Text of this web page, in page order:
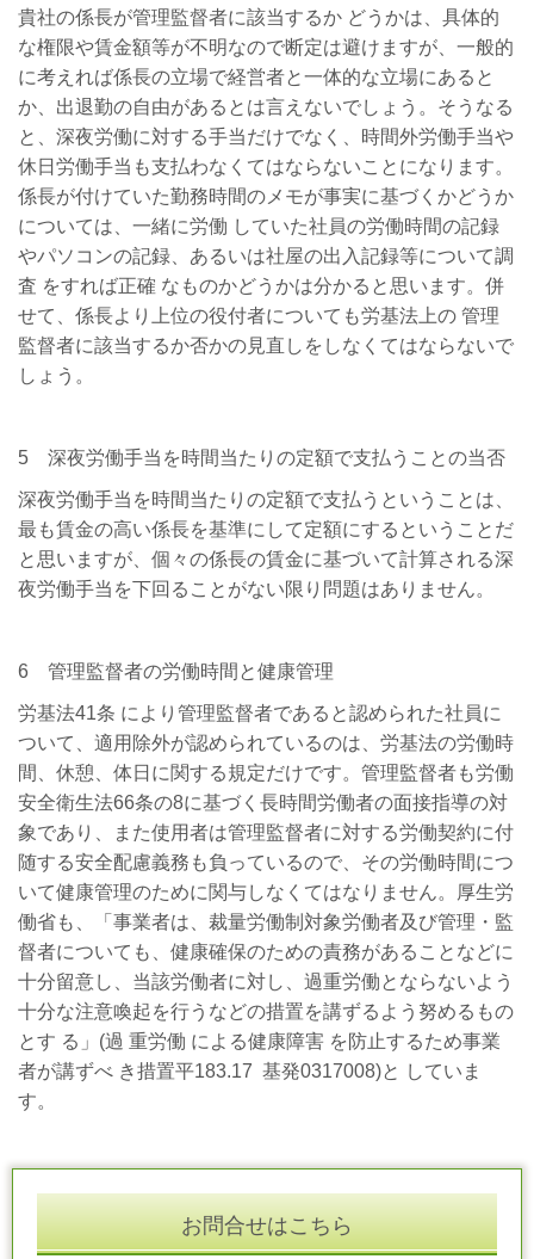
貴社の係長が管理監督者に該当するか どうかは、具体的
な権限や賃金額等が不明なので断定は避けますが、一般的
に考えれば係長の立場で経営者と一体的な立場にあると
か、出退勤の自由があるとは言えないでしょう。そうなる
と、深夜労働に対する手当だけでなく、時間外労働手当や
休日労働手当も支払わなくてはならないことになります。
係長が付けていた勤務時間のメモが事実に基づくかどうか
については、一緒に労働 していた社員の労働時間の記録
やパソコンの記録、あるいは社屋の出入記録等について調
査 をすれば正確 なものかどうかは分かると思います。併
せて、係長より上位の役付者についても労基法上の 管理
監督者に該当するか否かの見直しをしなくてはならないで
しょう。
5 深夜労働手当を時間当たりの定額で支払うことの当否
深夜労働手当を時間当たりの定額で支払うということは、
最も賃金の高い係長を基準にして定額にするということだ
と思いますが、個々の係長の賃金に基づいて計算される深
夜労働手当を下回ることがない限り問題はありません。
6 管理監督者の労働時間と健康管理
労基法41条 により管理監督者であると認められた社員に
ついて、適用除外が認められているのは、労基法の労働時
間、休憩、体日に関する規定だけです。管理監督者も労働
安全衛生法66条の8に基づく長時間労働者の面接指導の対
象であり、また使用者は管理監督者に対する労働契約に付
随する安全配慮義務も負っているので、その労働時間につ
いて健康管理のために関与しなくてはなりません。厚生労
働省も、「事業者は、裁量労働制対象労働者及び管理・監
督者についても、健康確保のための責務があることなどに
十分留意し、当該労働者に対し、過重労働とならないよう
十分な注意喚起を行うなどの措置を講ずるよう努めるもの
とす る」(過 重労働 による健康障害 を防止するため事業
者が講ずべ き措置平183.17 基発0317008)と していま
す。
お問合せはこちら